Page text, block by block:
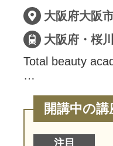
大阪府大阪
大阪府・桜
Total beauty
…
開講中の
注目